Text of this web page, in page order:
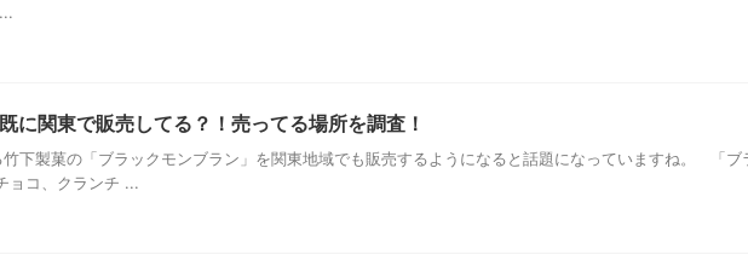
に関東で販売してる？！売ってる場所を調査！
下製菓の「ブラックモンブラン」を関東地域でも販売するようになると話題になっていますね。 「ブ
ョコ、クランチ ...